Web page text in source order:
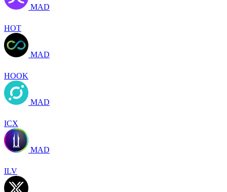
MAD
HOT
MAD
HOOK
MAD
ICX
MAD
ILV